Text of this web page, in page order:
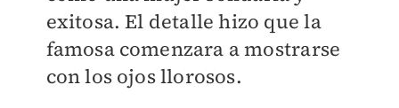
exitosa. El detalle hizo que la
famosa comenzara a mostrarse
con los ojos llorosos.